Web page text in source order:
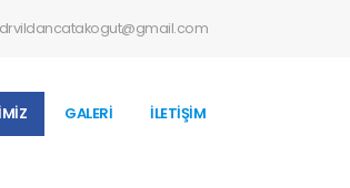
drvildancatakogut@gmail.com
GALERİ İLETİŞİM